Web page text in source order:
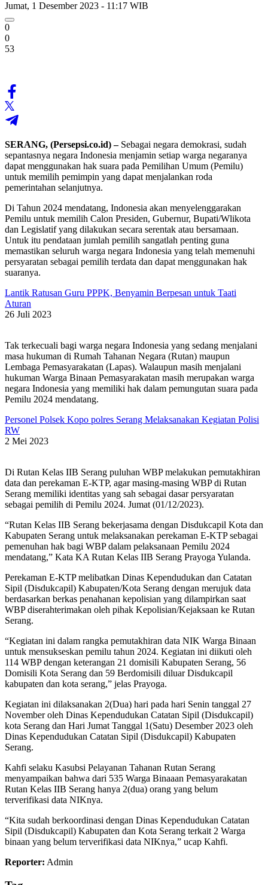
Jumat, 1 Desember 2023 - 11:17 WIB
0
0
53
SERANG, (Persepsi.co.id) –Sebagai negara demokrasi, sudah
sepantasnya negara Indonesia menjamin setiap warga negaranya
dapat menggunakan hak suara pada Pemilihan Umum (Pemilu)
untuk memilih pemimpin yang dapat menjalankan roda
pemerintahan selanjutnya.
Di Tahun 2024 mendatang, Indonesia akan menyelenggarakan
Pemilu untuk memilih Calon Presiden, Gubernur, Bupati/Wlikota
dan Legislatif yang dilakukan secara serentak atau bersamaan.
Untuk itu pendataan jumlah pemilih sangatlah penting guna
memastikan seluruh warga negara Indonesia yang telah memenuhi
persyaratan sebagai pemilih terdata dan dapat menggunakan hak
suaranya.
Lantik Ratusan Guru PPPK, Benyamin Berpesan untuk Taati
Aturan
26 Juli 2023
Tak terkecuali bagi warga negara Indonesia yang sedang menjalani
masa hukuman di Rumah Tahanan Negara (Rutan) maupun
Lembaga Pemasyarakatan (Lapas). Walaupun masih menjalani
hukuman Warga Binaan Pemasyarakatan masih merupakan warga
negara Indonesia yang memiliki hak dalam pemungutan suara pada
Pemilu 2024 mendatang.
Personel Polsek Kopo polres Serang Melaksanakan Kegiatan Polisi
RW
2 Mei 2023
Di Rutan Kelas IIB Serang puluhan WBP melakukan pemutakhiran
data dan perekaman E-KTP, agar masing-masing WBP di Rutan
Serang memiliki identitas yang sah sebagai dasar persyaratan
sebagai pemilih di Pemilu 2024. Jumat (01/12/2023).
“Rutan Kelas IIB Serang bekerjasama dengan Disdukcapil Kota dan
Kabupaten Serang untuk melaksanakan perekaman E-KTP sebagai
pemenuhan hak bagi WBP dalam pelaksanaan Pemilu 2024
mendatang,” Kata KA Rutan Kelas IIB Serang Prayoga Yulanda.
Perekaman E-KTP melibatkan Dinas Kependudukan dan Catatan
Sipil (Disdukcapil) Kabupaten/Kota Serang dengan merujuk data
berdasarkan berkas penahanan kepolisian yang dilampirkan saat
WBP diserahterimakan oleh pihak Kepolisian/Kejaksaan ke Rutan
Serang.
“Kegiatan ini dalam rangka pemutakhiran data NIK Warga Binaan
untuk mensukseskan pemilu tahun 2024. Kegiatan ini diikuti oleh
114 WBP dengan keterangan 21 domisili Kabupaten Serang, 56
Domisili Kota Serang dan 59 Berdomisili diluar Disdukcapil
kabupaten dan kota serang,” jelas Prayoga.
Kegiatan ini dilaksanakan 2(Dua) hari pada hari Senin tanggal 27
November oleh Dinas Kependudukan Catatan Sipil (Disdukcapil)
kota Serang dan Hari Jumat Tanggal 1(Satu) Desember 2023 oleh
Dinas Kependudukan Catatan Sipil (Disdukcapil) Kabupaten
Serang.
Kahfi selaku Kasubsi Pelayanan Tahanan Rutan Serang
menyampaikan bahwa dari 535 Warga Binaaan Pemasyarakatan
Rutan Kelas IIB Serang hanya 2(dua) orang yang belum
terverifikasi data NIKnya.
“Kita sudah berkoordinasi dengan Dinas Kependudukan Catatan
Sipil (Disdukcapil) Kabupaten dan Kota Serang terkait 2 Warga
binaan yang belum terverifikasi data NIKnya,” ucap Kahfi.
Reporter: Admin